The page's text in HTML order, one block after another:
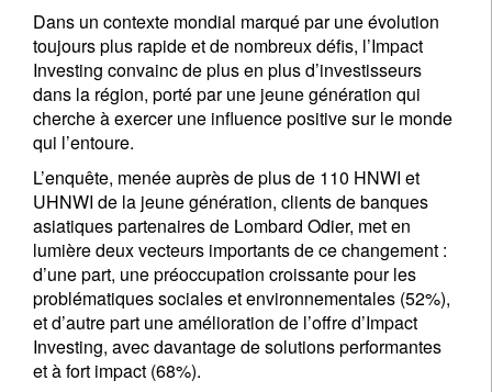
Dans un contexte mondial marqué par une évolution
toujours plus rapide et de nombreux défis, l’Impact
Investing convainc de plus en plus d’investisseurs
dans la région, porté par une jeune génération qui
cherche à exercer une influence positive sur le monde
qui l’entoure.
L’enquête, menée auprès de plus de 110 HNWI et
UHNWI de la jeune génération, clients de banques
asiatiques partenaires de Lombard Odier, met en
lumière deux vecteurs importants de ce changement :
d’une part, une préoccupation croissante pour les
problématiques sociales et environnementales (52%),
et d’autre part une amélioration de l’offre d’Impact
Investing, avec davantage de solutions performantes
et à fort impact (68%).